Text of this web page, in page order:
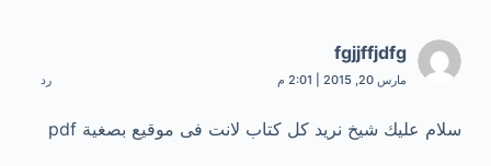
fgjjffjdfg
مارس 20, 2015 | 2:01 م رد
سلام عليك شيخ نريد كل كتاب لانت فى موقيع بصغية pdf